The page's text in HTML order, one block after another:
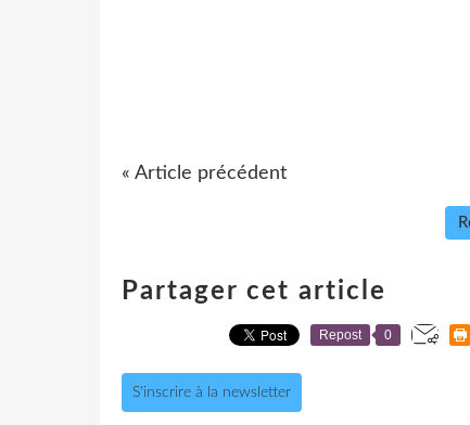
« Article précédent
Partager cet article
Repost 0
S'inscrire à la newsletter